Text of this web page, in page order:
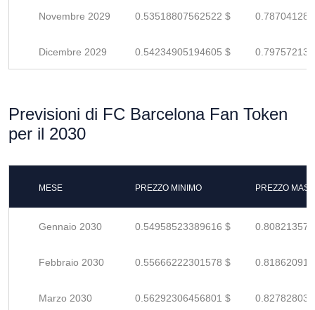
Novembre 2029 0.53518807562522 $
Dicembre 2029 0.54234905194605 $
Previsioni di FC Barcelona Fan Token
per il 2030
MESE PREZZO MINIMO PREZZO
Gennaio 2030 0.54958523389616 $
Febbraio 2030 0.55666222301578 $
Marzo 2030 0.56292306456801 $